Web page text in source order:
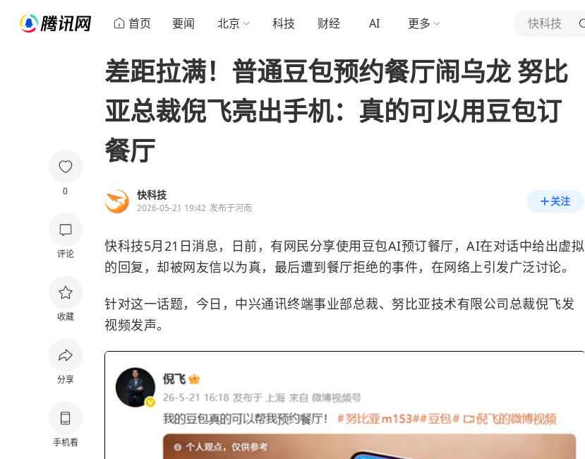
首页 要闻 北京 科技 财经 AI 更多 快科技
0
评论
收藏
分享
手机看
差距拉满！普通豆包预约餐厅闹乌龙 努比
亚总裁倪飞亮出手机：真的可以用豆包订
餐厅
快科技
2026-05-21 19:42 发布于河南
关注
快科技5月21日消息，日前，有网民分享使用豆包AI预订餐厅，AI在对话中给出虚拟
的回复，却被网友信以为真，最后遭到餐厅拒绝的事件，在网络上引发广泛讨论。
针对这一话题，今日，中兴通讯终端事业部总裁、 努比亚技术有限公司总裁倪飞发
视频发声。